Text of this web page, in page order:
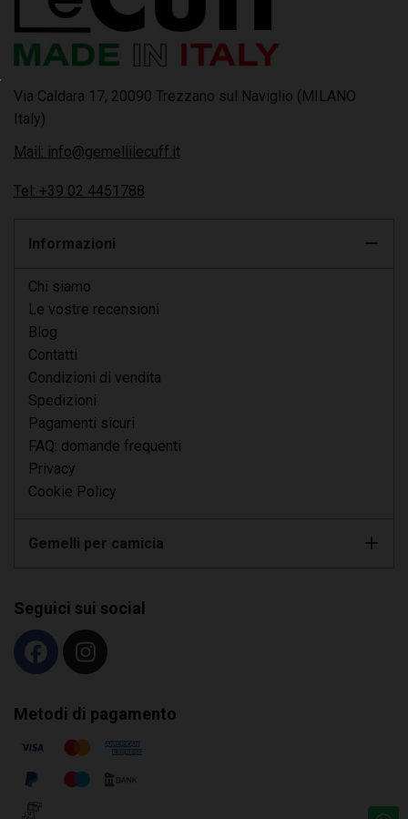
Via Caldara 17, 20090 Trezzano sul Naviglio (MILANO
Italy)
Mail: info@gemellilecuff.it
Tel: +39 02 4451788
Informazioni
Chi siamo
Le vostre recensioni
Blog
Contatti
Condizioni di vendita
Spedizioni
Pagamenti sicuri
FAQ: domande frequenti
Privacy
Cookie Policy
Gemelli per camicia
Seguici sui social
Metodi di pagamento